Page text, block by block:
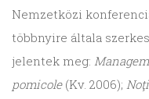
Nemzetközi
többnyire általa
jelentek meg:
pomicole(Kv. 2006);